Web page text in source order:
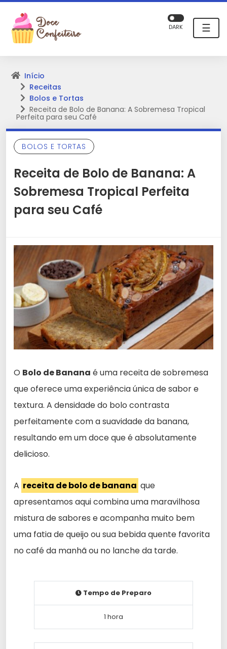
☰
DARK
Início
Receitas
Bolos e Tortas
Receita de Bolo de Banana: A Sobremesa Tropical
Perfeita para seu Café
BOLOS E TORTAS
Receita de Bolo de Banana: A
Sobremesa Tropical Perfeita
para seu Café
O Bolo de Banana é uma receita de sobremesa
que oferece uma experiência única de sabor e
textura. A densidade do bolo contrasta
perfeitamente com a suavidade da banana,
resultando em um doce que é absolutamente
delicioso.
A receita de bolo de banana que
apresentamos aqui combina uma maravilhosa
mistura de sabores e acompanha muito bem
uma fatia de queijo ou sua bebida quente favorita
no café da manhã ou no lanche da tarde.
Tempo de Preparo
1 hora